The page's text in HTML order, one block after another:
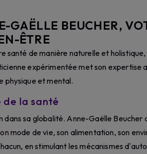
GAËLLE BEUCHER,
ÊTRE
santé de manière naturelle et
expérimentée met son expertise
physique et mental.
de la santé
sa globalité. Anne-Gaëlle Beucher
mode de vie, son alimentation, son
en stimulant les mécanismes